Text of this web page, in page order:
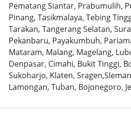
Pematang Siantar, Prabumulih,
Pinang, Tasikmalaya, Tebing
Tarakan, Tangerang Selatan,
Pekanbaru, Payakumbuh,
Mataram, Malang, Magelang,
Denpasar, Cimahi, Bukit Tinggi,
Sukoharjo, Klaten,
Lamongan, Tuban, Bojonegoro,